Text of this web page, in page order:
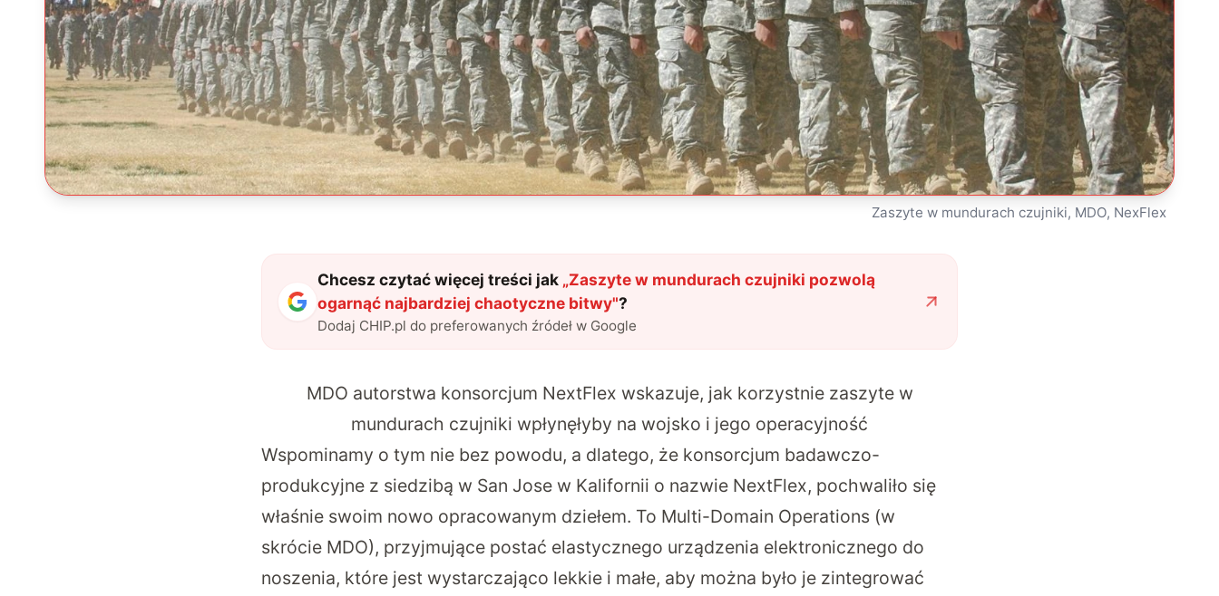
Zaszyte w mundurach czujniki, MDO, NexFlex
Chcesz czytać więcej treści jak „Zaszyte w mundurach czujniki pozwolą
ogarnąć najbardziej chaotyczne bitwy"?
Dodaj CHIP.pl do preferowanych źródeł w Google
MDO autorstwa konsorcjum NextFlex wskazuje, jak korzystnie zaszyte w
mundurach czujniki wpłynęłyby na wojsko i jego operacyjność
Wspominamy o tym nie bez powodu, a dlatego, że konsorcjum badawczo-
produkcyjne z siedzibą w San Jose w Kalifornii o nazwie NextFlex, pochwaliło się
właśnie swoim nowo opracowanym dziełem. To Multi-Domain Operations (w
skrócie MDO), przyjmujące postać elastycznego urządzenia elektronicznego do
noszenia, które jest wystarczająco lekkie i małe, aby można było je zintegrować